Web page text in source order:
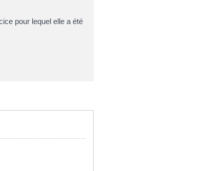
pour lequel elle a été